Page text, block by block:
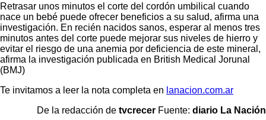
Retrasar unos minutos el corte del cordón umbilical cuando
nace un bebé puede ofrecer beneficios a su salud, afirma una
investigación. En recién nacidos sanos, esperar al menos tres
minutos antes del corte puede mejorar sus niveles de hierro y
evitar el riesgo de una anemia por deficiencia de este mineral,
afirma la investigación publicada en British Medical Jorunal
(BMJ)
Te invitamos a leer la nota completa en lanacion.com.ar
De la redacción de tvcrecer Fuente: diario La Nación